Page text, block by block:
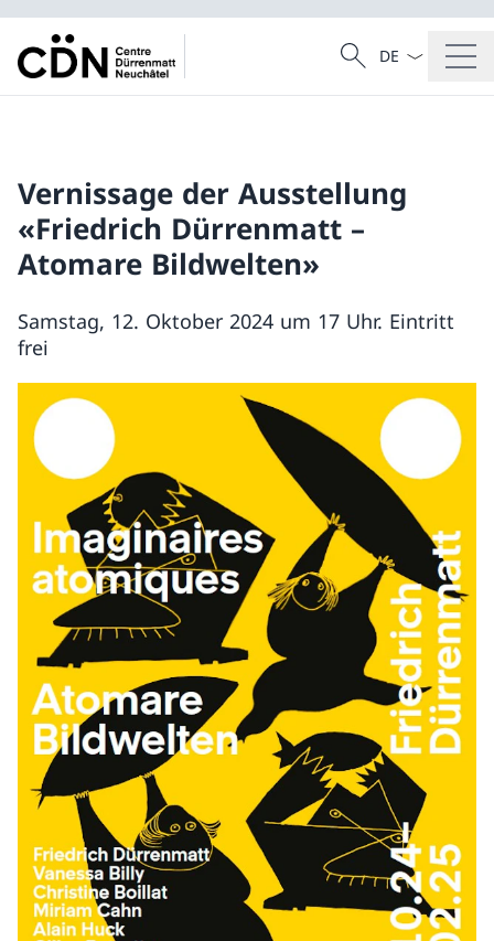
Suche
Suche
Sprach
Vernissage der Ausstellung
«Friedrich Dürrenmatt –
Atomare Bildwelten»
Samstag, 12. Oktober 2024 um 17 Uhr. Eintritt
frei